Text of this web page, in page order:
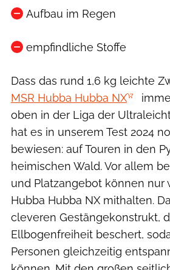
Aufbau im Regen
empfindliche Stoffe
Dass das rund 1,6 kg leichte
MSR Hubba Hubba NX
oben in der Liga der
hat es in unserem Test 2024
bewiesen: auf Touren in den
heimischen Wald. Vor allem
und Platzangebot können nur
Hubba Hubba NX mithalten.
cleveren Gestängekonstrukt,
Ellbogenfreiheit beschert,
Personen gleichzeitig